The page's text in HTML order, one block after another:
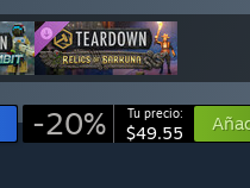
-20% Tu precio:
$49.55